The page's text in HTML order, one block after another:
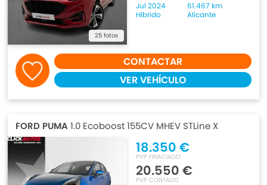
25 fotos
Jul 2024
61.467 km
Híbrido
Alicante
CONTACTAR
VER VEHÍCULO
FORD PUMA1.0 Ecoboost 155CV MHEV STLine X
18.350 €
PVP FINACIADO
20.550 €
PVP CONTADO